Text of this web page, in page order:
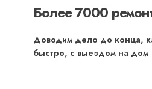
Более 7000
Доводим дело до конца,
быстро, с выездом на дом